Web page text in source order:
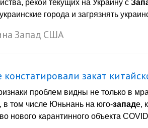
рекой текущих на Украину с
города и загрязнять
Запад США
констатировали закат
проблем видны не только в
в том числе Юньнань на юго-западе,
нового карантинного объекта